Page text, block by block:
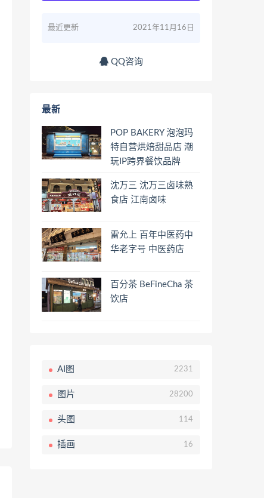
最近更新 2021年11月16日
QQ咨询
最新
POP BAKERY 泡泡玛
特自营烘焙甜品店 潮
玩IP跨界餐饮品牌
沈万三 沈万三卤味熟
食店 江南卤味
雷允上 百年中医药中
华老字号 中医药店
百分茶 BeFineCha 茶
饮店
AI图 2231
图片 28200
头图 114
插画 16